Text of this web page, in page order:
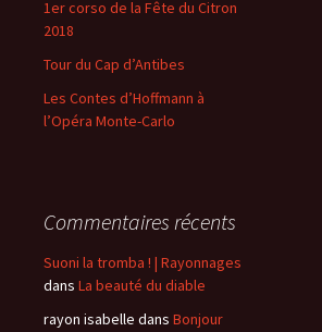
1er corso de la Fête du Citron
2018
Tour du Cap d’Antibes
Les Contes d’Hoffmann à
l’Opéra Monte-Carlo
Commentaires récents
Suoni la tromba ! | Rayonnages
dans La beauté du diable
rayon isabelle dans Bonjour